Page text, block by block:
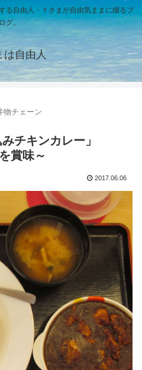
る自由人・Ｙさまが自由気ままに綴るブ
グ。
は自由人
物チェーン
チキンカレー」
賞味～
2017.06.06